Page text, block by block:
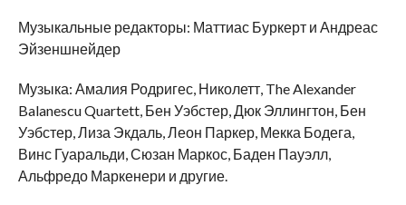
Музыкальные редакторы: Маттиас Буркерт и Андреас
Эйзеншнейдер
Музыка: Амалия Родригес, Николетт, The Alexander
Balanescu Quartett, Бен Уэбстер, Дюк Эллингтон, Бен
Уэбстер, Лиза Экдаль, Леон Паркер, Мекка Бодега,
Винс Гуаральди, Сюзан Маркос, Баден Пауэлл,
Альфредо Маркенери и другие.